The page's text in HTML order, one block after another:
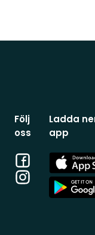
Följ
oss
Facebook
Instagram
Ladda
app
App
Store
App
Store